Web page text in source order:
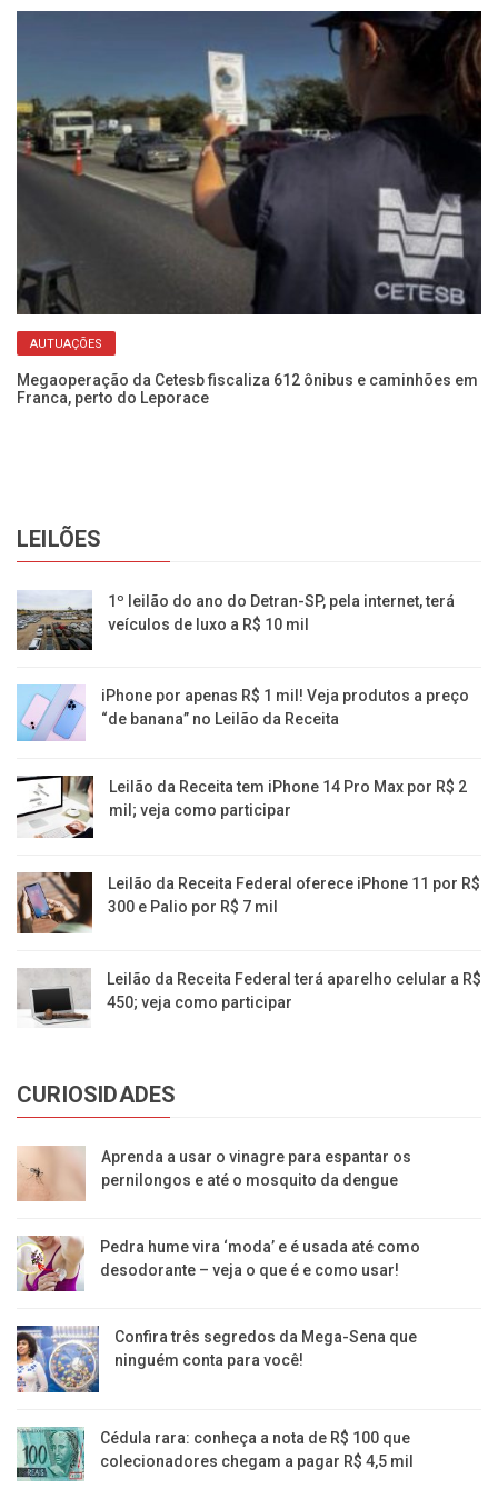
AUTUAÇÕES
Megaoperação da Cetesb fiscaliza 612 ônibus e caminhões em
Franca, perto do Leporace
LEILÕES
1º leilão do ano do Detran-SP, pela internet, terá
veículos de luxo a R$ 10 mil
iPhone por apenas R$ 1 mil! Veja produtos a preço
“de banana” no Leilão da Receita
Leilão da Receita tem iPhone 14 Pro Max por R$ 2
mil; veja como participar
Leilão da Receita Federal oferece iPhone 11 por R$
300 e Palio por R$ 7 mil
Leilão da Receita Federal terá aparelho celular a R$
450; veja como participar
CURIOSIDADES
Aprenda a usar o vinagre para espantar os
pernilongos e até o mosquito da dengue
Pedra hume vira ‘moda’ e é usada até como
desodorante – veja o que é e como usar!
Confira três segredos da Mega-Sena que
ninguém conta para você!
Cédula rara: conheça a nota de R$ 100 que
colecionadores chegam a pagar R$ 4,5 mil